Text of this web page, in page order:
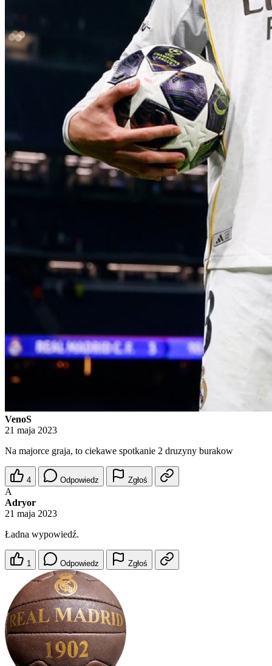
VenoS
21 maja 2023
Na majorce graja, to ciekawe spotkanie 2 druzyny burakow
4 Odpowiedz Zgłoś
A
Adryor
21 maja 2023
Ładna wypowiedź.
1 Odpowiedz Zgłoś